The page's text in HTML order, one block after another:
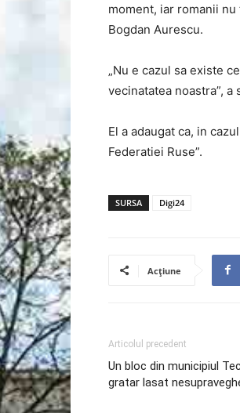
moment, iar romanii
Bogdan Aurescu.
„Nu e cazul sa existe
vecinatatea noastra”,
El a adaugat ca, in
Federatiei Ruse”.
SURSA Digi24
Acțiune
Articolul precedent
Un bloc din municipiul
gratar lasat